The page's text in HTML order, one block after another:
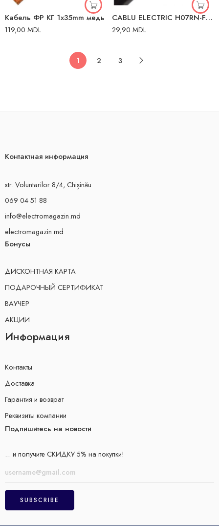
Кабель ФР КГ 1x35mm медь
119,00 MDL
CABLU ELECTRIC H07RN-F 2 * 2.5 mm²
29,90 MDL
1 2 3
Контактная информация
str. Voluntarilor 8/4, Chișinău
069 04 51 88
info@electromagazin.md
electromagazin.md
Бонусы
ДИСКОНТНАЯ КАРТА
ПОДАРОЧНЫЙ СЕРТИФИКАТ
ВАУЧЕР
АКЦИИ
Информация
Контакты
Доставка
Гарантия и возврат
Реквизиты компании
Подпишитесь на новости
... и получите СКИДКУ 5% на покупки!